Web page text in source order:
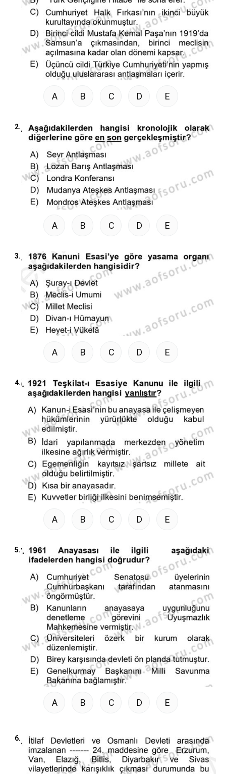
A B C D E
2.
A B C D E
3.
A B C D E
4.
A B C D E
5.
A B C D E
6.